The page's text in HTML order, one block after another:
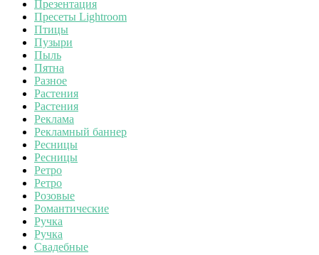
Презентация
Пресеты Lightroom
Птицы
Пузыри
Пыль
Пятна
Разное
Растения
Растения
Реклама
Рекламный баннер
Ресницы
Ресницы
Ретро
Ретро
Розовые
Романтические
Ручка
Ручка
Свадебные